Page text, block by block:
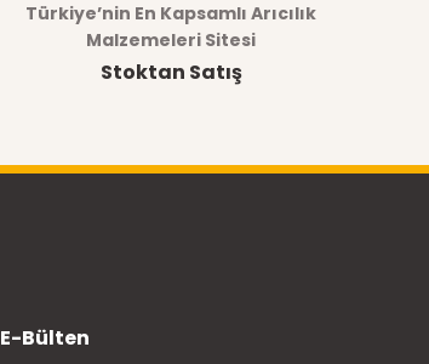
Türkiye’nin En Kapsamlı Arıcılık
Malzemeleri Sitesi
Stoktan Satış
E-Bülten